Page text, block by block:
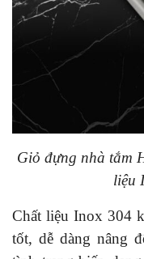
Giỏ đựng nhà tắm
liệu
Chất liệu Inox 304
tốt, dễ dàng nâng